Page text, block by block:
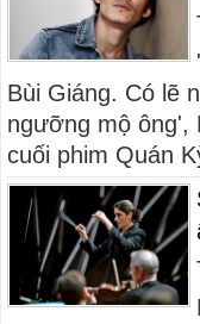
Bùi Giáng. Có lẽ
ngưỡng mộ ông',
cuối phim Quán